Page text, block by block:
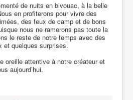
de nuits en bivouac, à la belle
en profiterons pour vivre des
des feux de camp et de bons
nous ne ramerons pas toute la
le reste de notre temps avec des
et quelques surprises.
oreille attentive à notre créateur et
aujourd’hui.